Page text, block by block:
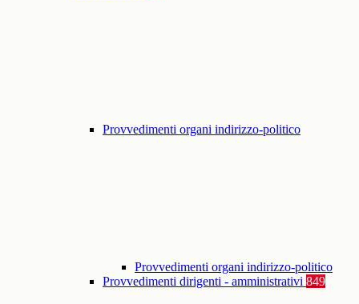
Provvedimenti organi indirizzo-politico
Provvedimenti organi indirizzo-politico
Provvedimenti dirigenti - amministrativi 849